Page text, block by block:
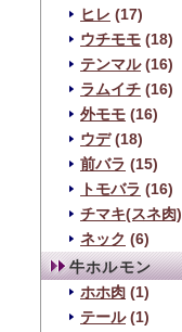
ヒレ (17)
ウチモモ (18)
テンマル(16)
ラムイチ (16)
外モモ (16)
ウデ(18)
前バラ (15)
トモバラ (16)
チマキ(スネ肉)
ネック (6)
牛ホルモン
ホホ肉 (1)
テール(1)